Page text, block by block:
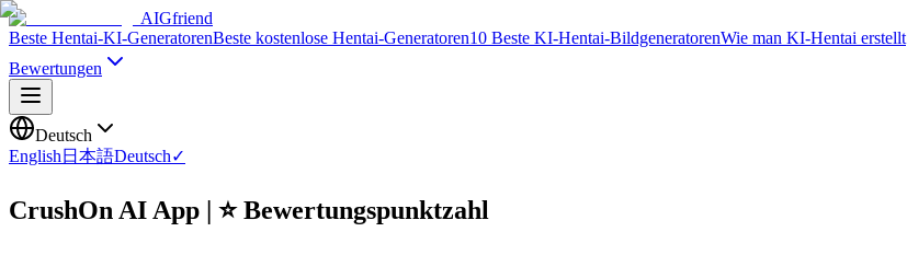
AIGfriend
Beste Hentai-KI-GeneratorenBeste kostenlose Hentai-Generatoren10 Beste KI-Hentai-BildgeneratorenWie man KI-Hentai erstellt
Bewertungen
Deutsch
English 日本語Deutsch✓
CrushOn AI App | ⭐ Bewertungspunktzahl